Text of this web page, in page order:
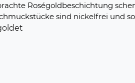
Roségoldbeschichtung
sind nickelfrei und